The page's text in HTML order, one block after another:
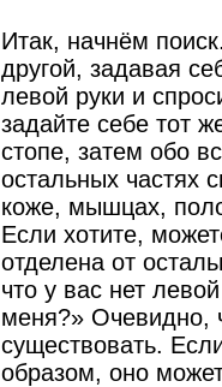
Итак, начнём
другой, задавая
левой руки и
задайте себе тот
стопе, затем обо
остальных частях
коже, мышцах,
Если хотите,
отделена от
что у вас нет
меня?» Очевидно,
существовать.
образом, оно